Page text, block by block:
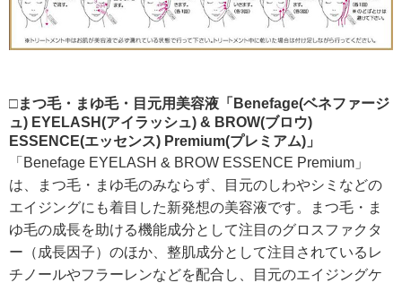
□まつ毛・まゆ毛・目元用美容液「Benefage(ベネファージ
ュ) EYELASH(アイラッシュ) & BROW(ブロウ)
ESSENCE(エッセンス) Premium(プレミアム)」
「Benefage EYELASH & BROW ESSENCE Premium」
は、まつ毛・まゆ毛のみならず、目元のしわやシミなどの
エイジングにも着目した新発想の美容液です。まつ毛・ま
ゆ毛の成長を助ける機能成分として注目のグロスファクタ
ー（成長因子）のほか、整肌成分として注目されているレ
チノールやフラーレンなどを配合し、目元のエイジングケ